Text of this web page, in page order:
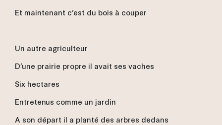
Et maintenant c’est du bois à couper
Un autre agriculteur
D’une prairie propre il avait ses vaches
Six hectares
Entretenus comme un jardin
A son départ il a planté des arbres dedans